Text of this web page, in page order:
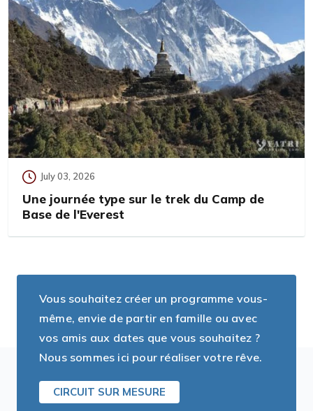
July 03, 2026
Une journée type sur le trek du Camp de
Base de l'Everest
Vous souhaitez créer un programme vous-
même, envie de partir en famille ou avec
vos amis aux dates que vous souhaitez ?
Nous sommes ici pour réaliser votre rêve.
CIRCUIT SUR MESURE